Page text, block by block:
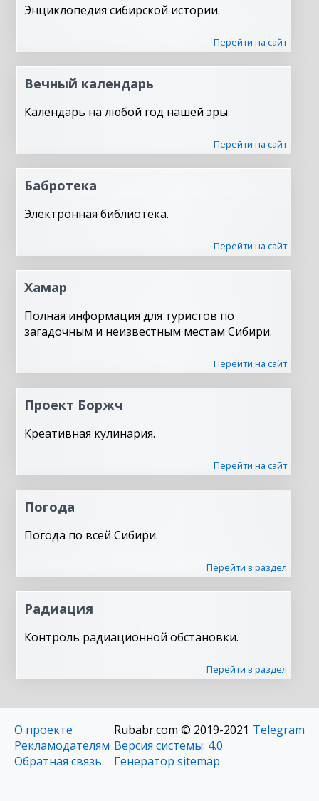
Энциклопедия сибирской истории.
Перейти на сайт
Вечный календарь
Календарь на любой год нашей эры.
Перейти на сайт
Бабротека
Электронная библиотека.
Перейти на сайт
Хамар
Полная информация для туристов по
загадочным и неизвестным местам Сибири.
Перейти на сайт
Проект Боржч
Креативная кулинария.
Перейти на сайт
Погода
Погода по всей Сибири.
Перейти в раздел
Радиация
Контроль радиационной обстановки.
Перейти в раздел
О проекте
Рекламодателям
Обратная связь
Rubabr.com © 2019-2021
Версия системы: 4.0
Генератор sitemap
Telegram